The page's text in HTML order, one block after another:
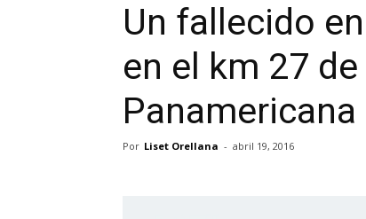
Un fallecido
en el km 27
Panamericana
Por Liset Orellana - abril 19, 2016